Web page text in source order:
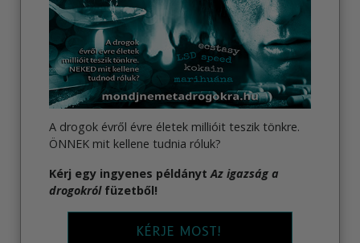
A drogok évről évre életek millióit teszik tönkre.
ÖNNEK mit kellene tudnia róluk?
Kérj egy ingyenes példánytAz igazság a
drogokrólfüzetből!
KÉRJE MOST!